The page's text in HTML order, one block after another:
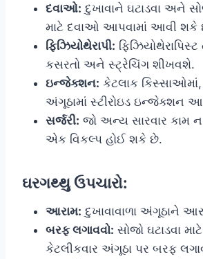
દવાઓ: દુખાવાને ઘટાડવા અને
માટે દવાઓ આપવામાં આવી શકે
ફિઝિયોથેરાપી:
કસરતો અને સ્ટ્રેચિંગ શીખવશે.
ઇન્જેક્શન: કેટલાક કિસ્સાઓમાં,
અંગૂઠામાં સ્ટીરોઇડ ઇન્જેક્શન
સર્જરી: જો અન્ય સારવાર કામ ન
એક વિકલ્પ હોઈ શકે છે.
ઘરગથ્થુ ઉપચારો:
આરામ: દુખાવાવાળા અંગૂઠાને
બરફ લગાવવો: સોજો ઘટાડવા
કેટલીકવાર અંગૂઠા પર બરફ